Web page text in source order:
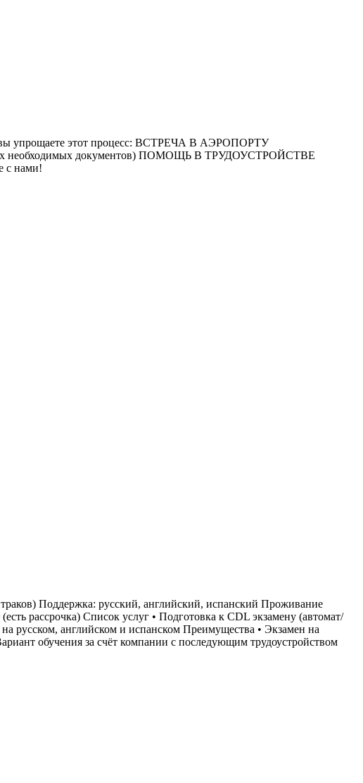
этот процесс: ВСТРЕЧА В АЭРОПОРТУ
документов) ПОМОЩЬ В ТРУДОУСТРОЙСТВЕ
нами!
Поддержка: русский, английский, испанский Проживание
рассрочка) Список услуг • Подготовка к CDL экзамену (автомат/
русском, английском и испанском Преимущества • Экзамен на
обучения за счёт компании с последующим трудоустройством